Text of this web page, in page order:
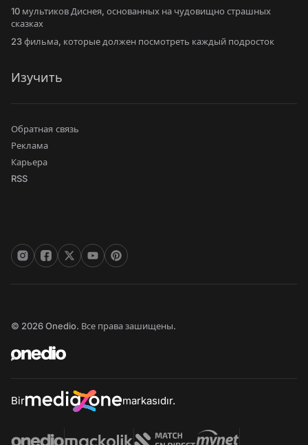
10 мультиков Диснея, основанных на чудовищно страшных
сказках
23 фильма, которые должен посмотреть каждый подросток
Изучить
Обратная связь
Реклама
Карьера
RSS
© 2026 Onedio. Все права зашищены.
Bir markasıdır.